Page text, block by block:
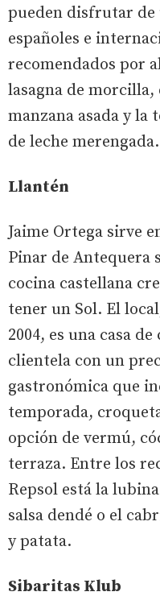
pueden disfrutar de
españoles e
recomendados por
lasagna de
manzana asada y la
de leche merengada.
Llantén
Jaime Ortega sirve
Pinar de Antequera
cocina castellana
tener un Sol. El
2004, es una casa
clientela con un
gastronómica que
temporada,
opción de vermú,
terraza. Entre los
Repsol está la
salsa dendé o el
y patata.
Sibaritas Klub